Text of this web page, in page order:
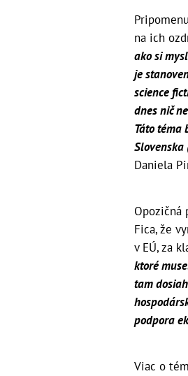
na ich
ako si
je
science
dnes nič
Táto téma
Slovenska
Daniela
Opozičná
Fica, že
v EÚ, za
ktoré
tam
podpora
Viac o